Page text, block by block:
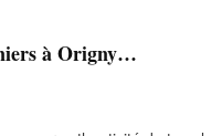
à Origny…